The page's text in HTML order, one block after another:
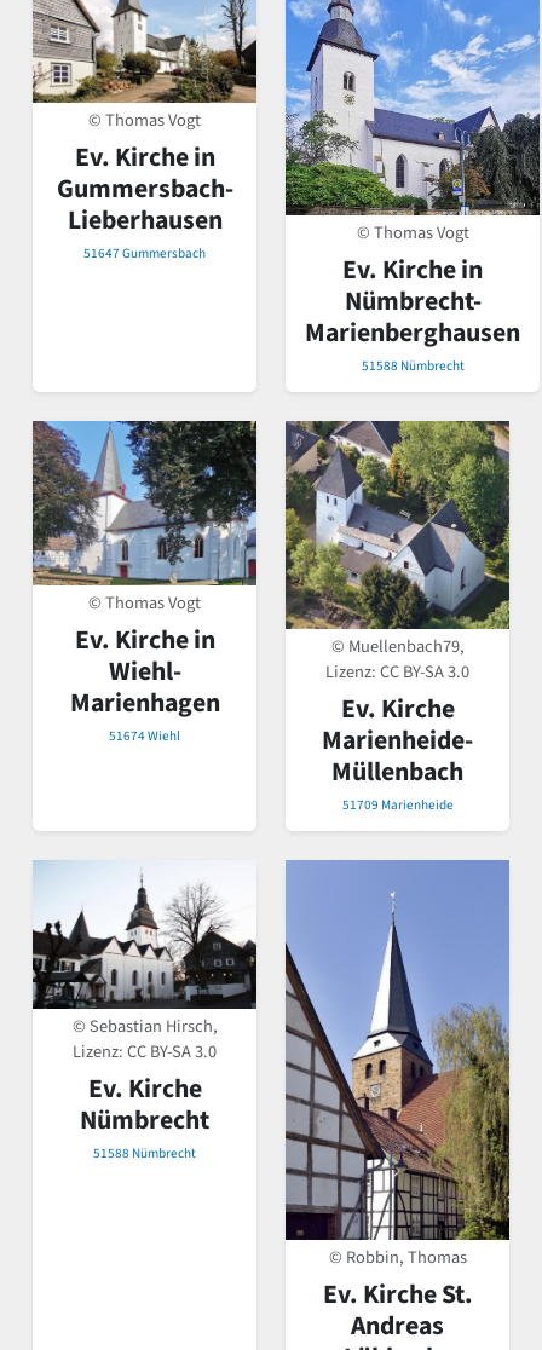
© Thomas Vogt
Ev. Kirche in
Gummersbach-
Lieberhausen
51647 Gummersbach
© Thomas Vogt
Ev. Kirche in
Nümbrecht-
Marienberghausen
51588 Nümbrecht
© Thomas Vogt
Ev. Kirche in
Wiehl-
Marienhagen
51674 Wiehl
© Muellenbach79,
Lizenz:CC BY-SA 3.0
Ev. Kirche
Marienheide-
Müllenbach
51709 Marienheide
© Sebastian Hirsch,
Lizenz:CC BY-SA 3.0
Ev. Kirche
Nümbrecht
51588 Nümbrecht
© Robbin, Thomas
Ev. Kirche St.
Andreas